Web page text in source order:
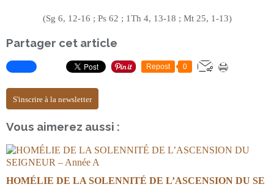
(Sg 6, 12-16 ; Ps 62 ; 1Th 4, 13-18 ; Mt 25, 1-13)
Partager cet article
Repost 0
S'inscrire à la newsletter
Vous aimerez aussi :
HOMÉLIE DE LA SOLENNITÉ DE L’ASCENSION DU SE